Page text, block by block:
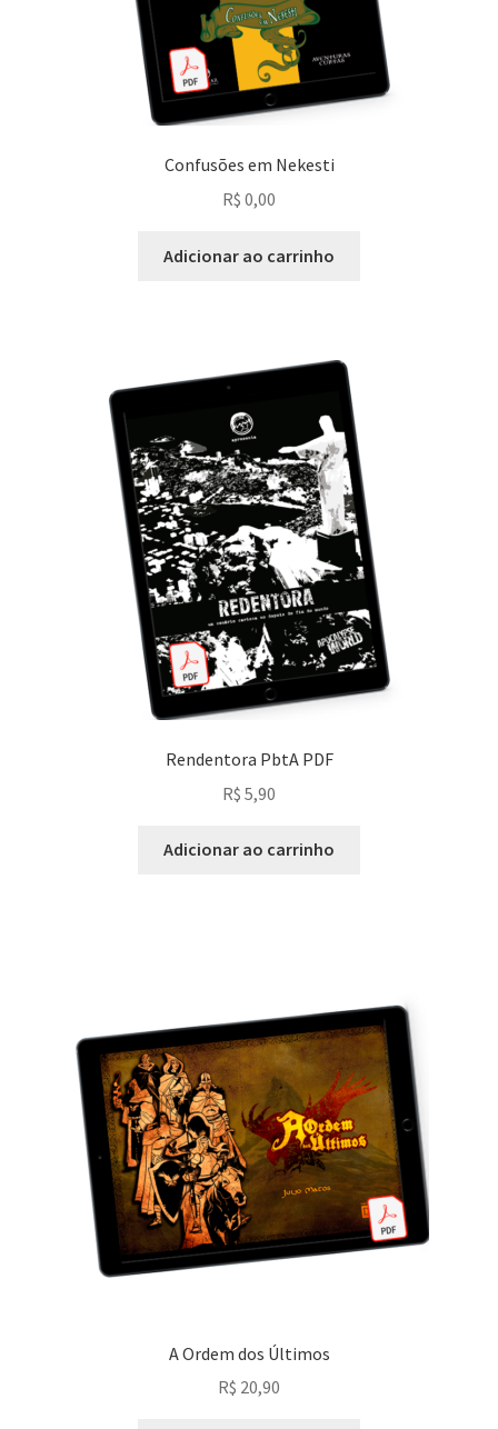
Confusões em Nekesti
R$ 0,00
Adicionar ao carrinho
Rendentora PbtA PDF
R$ 5,90
Adicionar ao carrinho
A Ordem dos Últimos
R$ 20,90